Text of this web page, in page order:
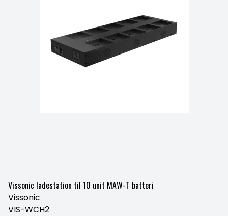
Vissonic ladestation til 10 unit MAW-T batteri
Vissonic
VIS-WCH2